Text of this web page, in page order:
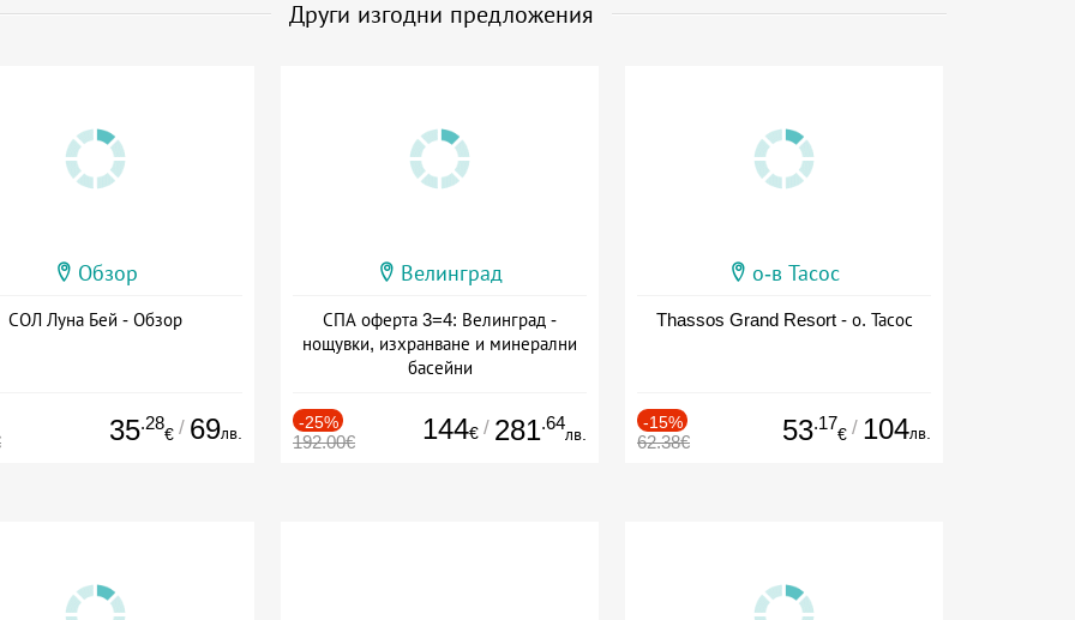
Други изгодни предложения
Обзор
СОЛ Луна Бей - Обзор
35.28
€ / 69лв.
Велинград
СПА оферта 3=4: Велинград -
нощувки, изхранване и минерални
басейни
-25%
192.00€ 144€ / 281.64
лв.
о-в Тасос
Thassos Grand Resort - о. Тасос
-15%
62.38€ 53.17
€ / 104лв.